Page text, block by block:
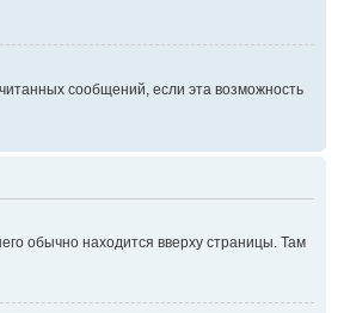
сообщений, если эта возможность
обычно находится вверху страницы. Там